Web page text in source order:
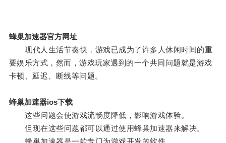
蜂巢加速器官方网址
现代人生活节奏快，游戏已成为了许多人休闲时间的重
要娱乐方式，然而，游戏玩家遇到的一个共同问题就是游戏
卡顿、延迟、断线等问题。
蜂巢加速器ios下载
这些问题会使游戏流畅度降低，影响游戏体验。
但现在这些问题都可以通过使用蜂巢加速器来解决。